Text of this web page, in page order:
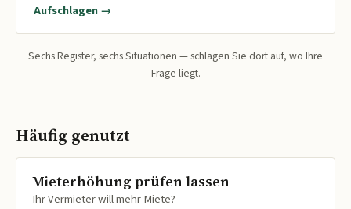
Aufschlagen →
Sechs Register, sechs Situationen — schlagen Sie dort auf, wo Ihre
Frage liegt.
Häufig genutzt
Mieterhöhung prüfen lassen
Ihr Vermieter will mehr Miete?